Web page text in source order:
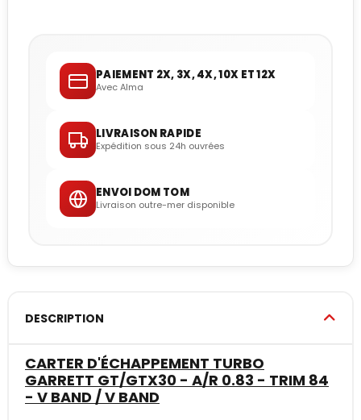
PAIEMENT 2X, 3X, 4X, 10X ET 12X
Avec Alma
LIVRAISON RAPIDE
Expédition sous 24h ouvrées
ENVOI DOM TOM
Livraison outre-mer disponible
DESCRIPTION
CARTER D'ÉCHAPPEMENT TURBO
GARRETT GT/GTX30 - A/R 0.83 - TRIM 84
- V BAND / V BAND